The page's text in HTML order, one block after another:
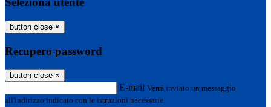
button close ×
Recupero password
button close ×
E-mail Verrà inviato un messaggio
all'indirizzo indicato con le istruzioni necessarie.